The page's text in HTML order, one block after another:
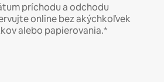
príchodu a odchodu
online bez akýchkoľvek
alebo papierovania.*